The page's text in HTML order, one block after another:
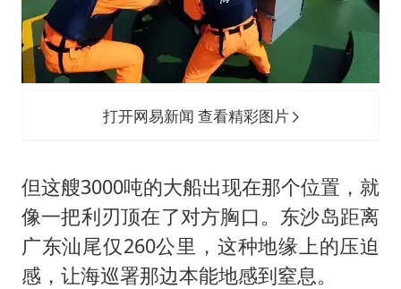
打开网易新闻 查看精彩图片
但这艘3000吨的大船出现在那个位置，就
像一把利刃顶在了对方胸口。东沙岛距离
广东汕尾仅260公里，这种地缘上的压迫
感，让海巡署那边本能地感到窒息。